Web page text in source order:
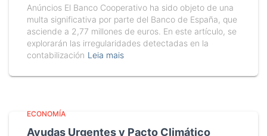
Anúncios El Banco Cooperativo ha sido objeto de una
multa significativa por parte del Banco de España, que
asciende a 2,77 millones de euros. En este artículo, se
explorarán las irregularidades detectadas en la
contabilización Leia mais
ECONOMÍA
Ayudas Urgentes y Pacto Climático